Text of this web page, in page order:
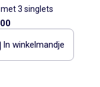
3 singlets
In winkelmandje